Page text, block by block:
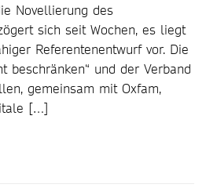
Novellierung des
sich seit Wochen, es liegt
Referentenentwurf vor. Die
beschränken“ und der Verband
gemeinsam mit Oxfam,
[…]